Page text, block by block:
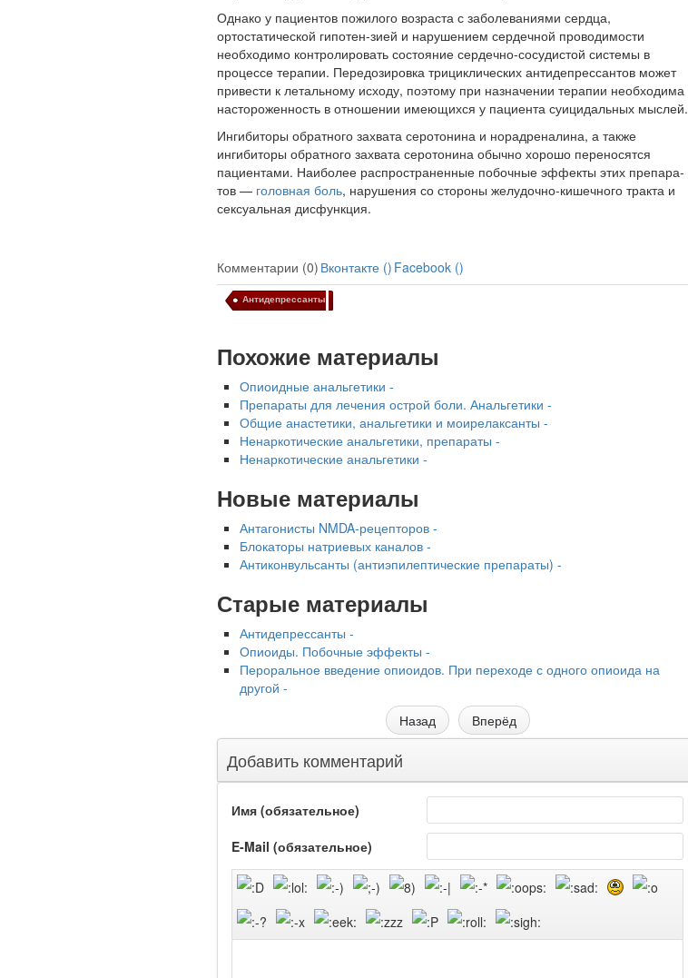
Однако у пациентов пожилого возраста с забо­леваниями сердца,
ортостатической гипотен-зией и нарушением сердечной проводимости
необходимо контролировать состояние сер­дечно-сосудистой системы в
процессе терапии. Передозировка трициклических антидепрес­сантов может
привести к летальному исходу, поэтому при назначении терапии необходима
настороженность в отношении имеющихся у пациента суицидальных мыслей.
Ингибиторы обратного захвата серотонина и норадреналина, а также
ингибиторы об­ратного захвата серотонина обычно хорошо переносятся
пациентами. Наиболее распро­страненные побочные эффекты этих препара­
тов — головная боль, нарушения со стороны желудочно-кишечного тракта и
сексуальная дисфункция.
Комментарии (0) Вконтакте () Facebook ()
Антидепрессанты
Похожие материалы
Опиоидные анальгетики -
Препараты для лечения острой боли. Анальгетики -
Общие анастетики, анальгетики и моирелаксанты -
Ненаркотические анальгетики, препараты -
Ненаркотические анальгетики -
Новые материалы
Антагонисты NMDA-рецепторов -
Блокаторы натриевых каналов -
Антиконвульсанты (антиэпилептические препараты) -
Старые материалы
Антидепрессанты -
Опиоиды. Побочные эффекты -
Пероральное введение опиоидов. При переходе с одного опиоида на
другой -
Назад
Вперёд
Добавить комментарий
Имя (обязательное)
E-Mail (обязательное)